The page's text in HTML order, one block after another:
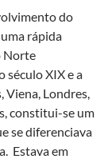
do
rápida
Norte
século XIX e a
Viena, Londres,
constitui-se um
se diferenciava
Estava em